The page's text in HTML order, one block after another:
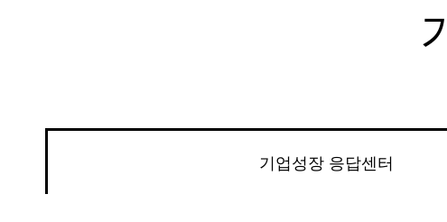
기업성장 응답센터